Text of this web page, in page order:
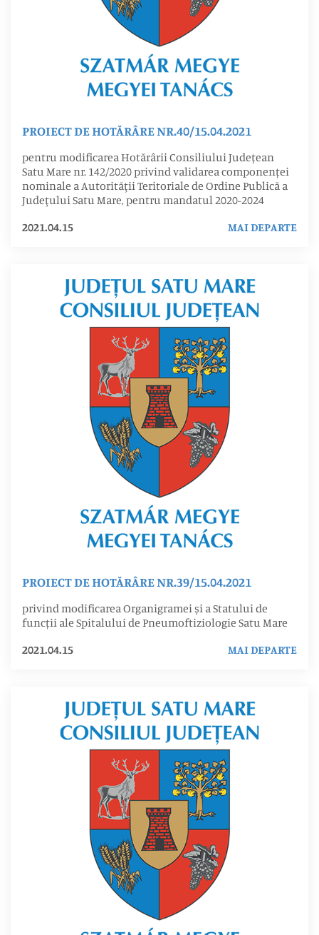
PROIECT DE HOTĂRÂRE NR.40/15.04.2021
pentru modificarea Hotărârii Consiliului Județean
Satu Mare nr. 142/2020 privind validarea componenței
nominale a Autorităţii Teritoriale de Ordine Publică a
Judeţului Satu Mare, pentru mandatul 2020-2024
2021.04.15
MAI DEPARTE
PROIECT DE HOTĂRÂRE NR.39/15.04.2021
privind modificarea Organigramei și a Statului de
funcții ale Spitalului de Pneumoftiziologie Satu Mare
2021.04.15
MAI DEPARTE